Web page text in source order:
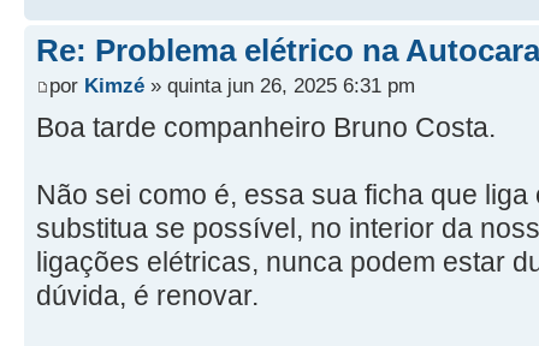
Re: Problema elétrico na
por Kimzé » quinta jun 26, 2025 6:31 pm
Boa tarde companheiro Bruno Costa.
Não sei como é, essa sua ficha que
substitua se possível, no interior da
ligações elétricas, nunca podem estar
dúvida, é renovar.